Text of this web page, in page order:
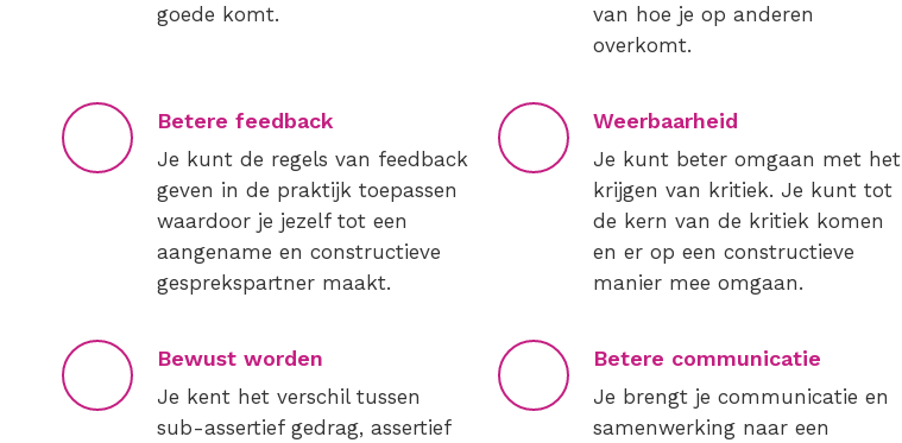
goede komt.
van hoe je op anderen
overkomt.
Betere feedback
Je kunt de regels van feedback
geven in de praktijk toepassen
waardoor je jezelf tot een
aangename en constructieve
gesprekspartner maakt.
Weerbaarheid
Je kunt beter omgaan met het
krijgen van kritiek. Je kunt tot
de kern van de kritiek komen
en er op een constructieve
manier mee omgaan.
Bewust worden
Je kent het verschil tussen
sub-assertief gedrag, assertief
Betere communicatie
Je brengt je communicatie en
samenwerking naar een